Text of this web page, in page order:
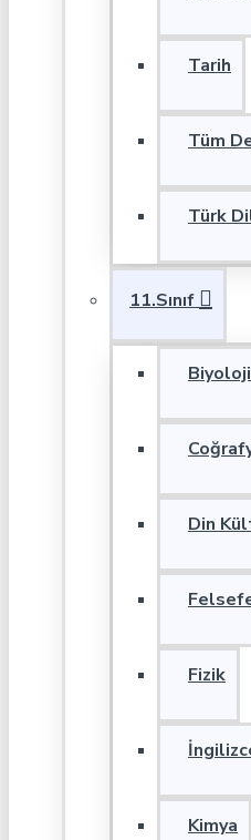
Tarih
Tüm
Türk
11.Sınıf
Biyoloji
Din
Fizik
Kimya